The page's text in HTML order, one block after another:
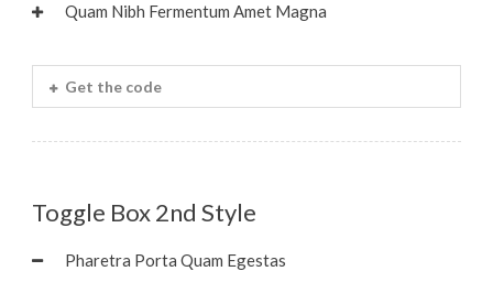
Quam Nibh Fermentum Amet Magna
Get the code
Toggle Box 2nd Style
Pharetra Porta Quam Egestas